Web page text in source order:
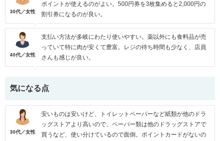
30代／女性
ポイントが使えるのがよい。500円券を3枚集めると2,000円の
割引券になるのが良い。
40代／女性
支払い方法が多岐にわたり使いやすい。薬以外にも食料品が売
っていて特に肉が安くて豊富。レジの待ち時間も少なく、店員
さんも感じが良い。
気になる点
30代／女性
安いものは安いけど、トイレットペーパーなど紙類が他のドラ
ッグストアより高いので、ペーパー類は他のドラッグストアで
買うなど、使い分けているので面倒。ポイントカードがないの